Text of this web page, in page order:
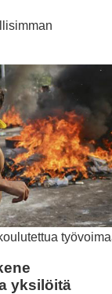
yksilöitä